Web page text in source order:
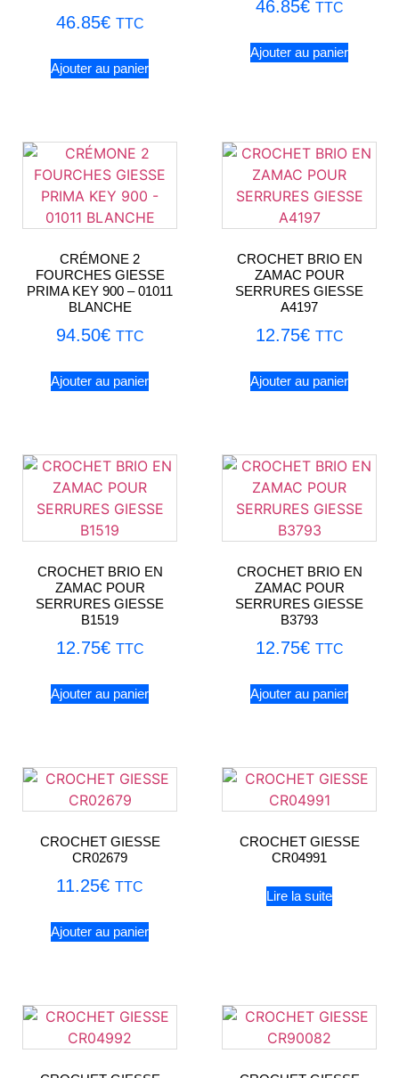
46.85€ TTC
Ajouter au panier
46.85€ TTC
Ajouter au panier
CRÉMONE 2
FOURCHES GIESSE
PRIMA KEY 900 – 01011
BLANCHE
94.50€ TTC
Ajouter au panier
CROCHET BRIO EN
ZAMAC POUR
SERRURES GIESSE
A4197
12.75€ TTC
Ajouter au panier
CROCHET BRIO EN
ZAMAC POUR
SERRURES GIESSE
B1519
12.75€ TTC
Ajouter au panier
CROCHET BRIO EN
ZAMAC POUR
SERRURES GIESSE
B3793
12.75€ TTC
Ajouter au panier
CROCHET GIESSE
CR02679
11.25€ TTC
Ajouter au panier
CROCHET GIESSE
CR04991
Lire la suite